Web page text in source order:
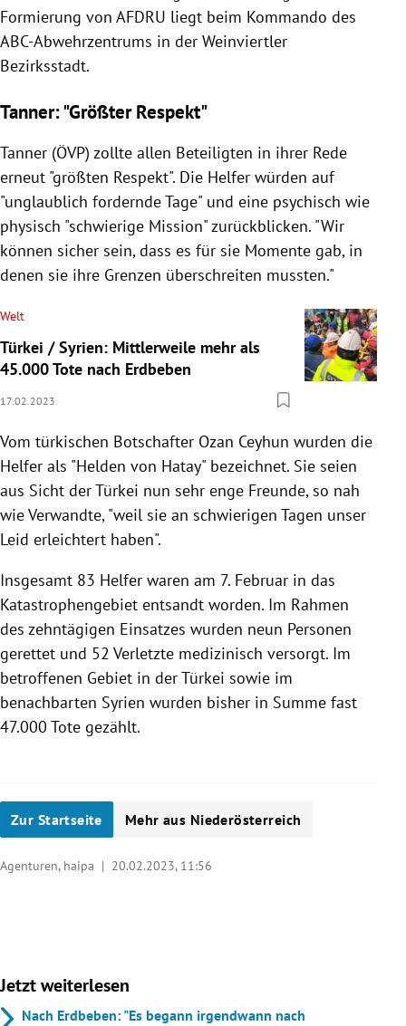
Formierung von AFDRU liegt beim Kommando des
ABC-Abwehrzentrums in der Weinviertler
Bezirksstadt.
Tanner: "Größter Respekt"
Tanner (ÖVP) zollte allen Beteiligten in ihrer Rede
erneut "größten Respekt". Die Helfer würden auf
"unglaublich fordernde Tage" und eine psychisch wie
physisch "schwierige Mission" zurückblicken. "Wir
können sicher sein, dass es für sie Momente gab, in
denen sie ihre Grenzen überschreiten mussten."
Welt
Türkei / Syrien: Mittlerweile mehr als
45.000 Tote nach Erdbeben
17.02.2023
Vom türkischen Botschafter Ozan Ceyhun wurden die
Helfer als "Helden von Hatay" bezeichnet. Sie seien
aus Sicht der Türkei nun sehr enge Freunde, so nah
wie Verwandte, "weil sie an schwierigen Tagen unser
Leid erleichtert haben".
Insgesamt 83 Helfer waren am 7. Februar in das
Katastrophengebiet entsandt worden. Im Rahmen
des zehntägigen Einsatzes wurden neun Personen
gerettet und 52 Verletzte medizinisch versorgt. Im
betroffenen Gebiet in der Türkei sowie im
benachbarten Syrien wurden bisher in Summe fast
47.000 Tote gezählt.
Zur Startseite Mehr aus Niederösterreich
Agenturen, haipa | 20.02.2023, 11:56
Jetzt weiterlesen
Nach Erdbeben: "Es begann irgendwann nach